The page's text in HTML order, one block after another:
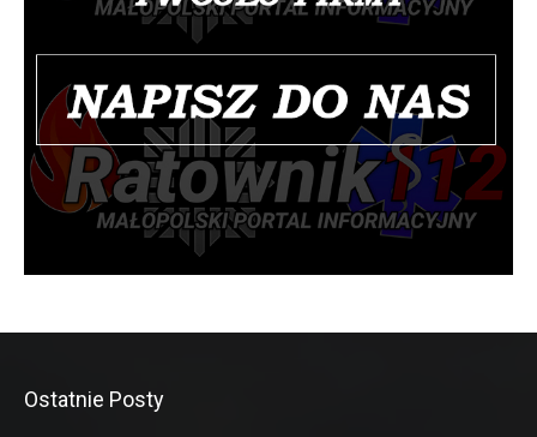
Ostatnie Posty